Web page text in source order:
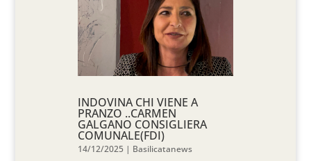
INDOVINA CHI VIENE A
PRANZO ..CARMEN
GALGANO CONSIGLIERA
COMUNALE(FDI)
14/12/2025 | Basilicatanews